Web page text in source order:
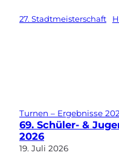
27. Stadtmeisterschaft
Turnen – Ergebnisse
69. Schüler- &
2026
19. Juli 2026